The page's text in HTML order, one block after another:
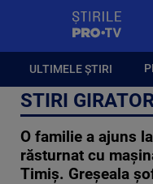
ULTIMELE ȘTIRI
STIRI
O familie a ajuns
răsturnat cu
Timiș. Greșeala